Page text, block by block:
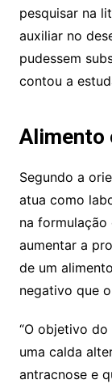
pesquisar na
auxiliar no
pudessem
contou a
Alimento
Segundo a
atua como
na formulação
aumentar a
de um
negativo que
“O objetivo
uma calda
antracnose e